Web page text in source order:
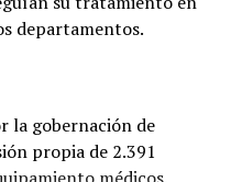
departamentos.
la gobernación de
propia de 2.391
médicos,